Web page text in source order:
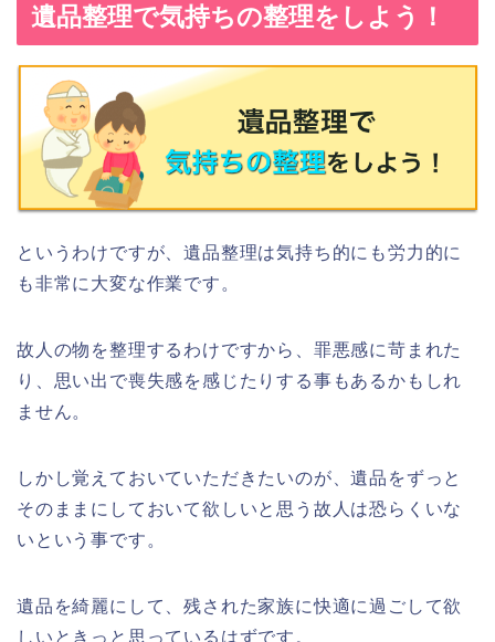
遺品整理で気持ちの整理をしよう！
というわけですが、遺品整理は気持ち的にも労力的に
も非常に大変な作業です。
故人の物を整理するわけですから、罪悪感に苛まれた
り、思い出で喪失感を感じたりする事もあるかもしれ
ません。
しかし覚えておいていただきたいのが、遺品をずっと
そのままにしておいて欲しいと思う故人は恐らくいな
いという事です。
遺品を綺麗にして、残された家族に快適に過ごして欲
しいときっと思っているはずです。